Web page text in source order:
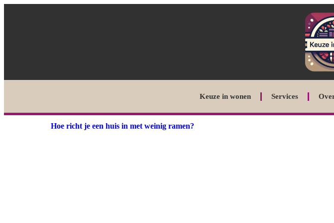
Keuze in wonen Services
Hoe richt je een huis in met weinig ramen?